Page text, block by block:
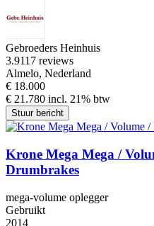
Gebroeders Heinhuis
3.9117 reviews
Almelo, Nederland
€ 18.000
€ 21.780 incl. 21% btw
Stuur bericht
Krone Mega Mega /
Drumbrakes
mega-volume oplegger
Gebruikt
2014